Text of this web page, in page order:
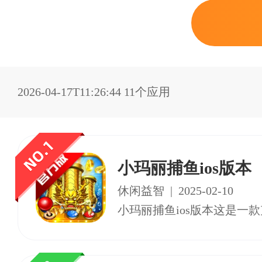
2026-04-17T11:26:44 11个应用
小玛丽捕鱼ios版本
休闲益智 | 2025-02-10